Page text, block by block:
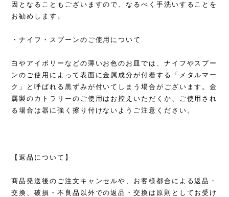
因となることもございますので、なるべく手洗いすることを
お勧めします。
・ナイフ・スプーンのご使用について
白やアイボリーなどの薄いお色のお皿では、ナイフやスプー
ンのご使用によって表面に金属成分が付着する「メタルマー
ク」と呼ばれる黒ずみが付いてしまう場合がございます。金
属製のカトラリーのご使用はお控えいただくか、ご使用され
る場合は器に強く擦り付けないようご注意ください。
【返品について】
商品発送後のご注文キャンセルや、お客様都合による返品・
交換、破損・不良品以外での返品・交換は原則としてお受け